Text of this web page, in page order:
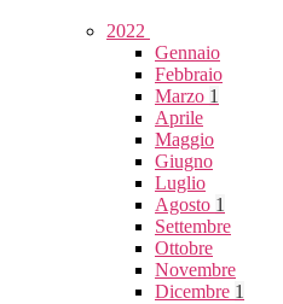
2022
Gennaio
Febbraio
Marzo 1
Aprile
Maggio
Giugno
Luglio
Agosto 1
Settembre
Ottobre
Novembre
Dicembre 1